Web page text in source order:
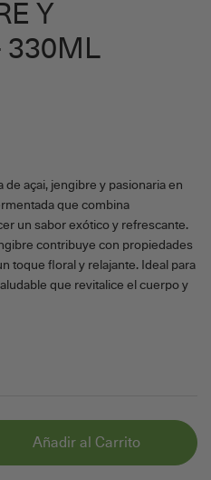
Y
330ML
açai, jengibre y pasionaria en
que combina
un sabor exótico y refrescante.
contribuye con propiedades
toque floral y relajante. Ideal para
que revitalice el cuerpo y
Añadir al Carrito